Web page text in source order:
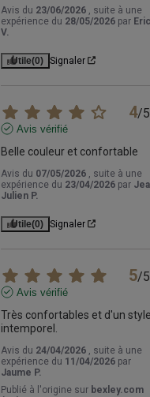
Avis du 23/06/2026
, suite à une
expérience du 28/05/2026 par Eric
V.
Utile(0) Signaler
4/5
Avis vérifié
Belle couleur et confortable
Avis du 07/05/2026
, suite à une
expérience du 23/04/2026 par
Julien P.
Utile(0) Signaler
5/5
Avis vérifié
Très confortables et d'un
intemporel.
Avis du 24/04/2026
, suite à une
expérience du 11/04/2026 par
Jaume P.
Publié à l'origine sur bexley.com